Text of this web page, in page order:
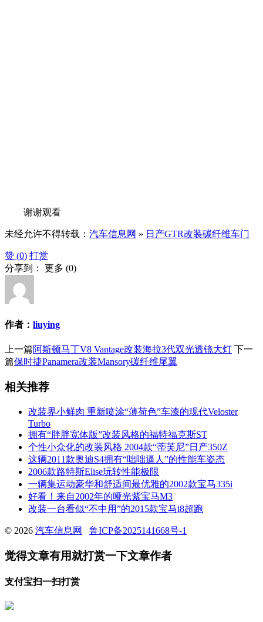
谢谢观看
未经允许不得转载： 汽车信息网 » 日产GTR改装碳纤维车门
赞 (0) 打赏
分享到： 更多 (0)
作者： liuying
上一篇阿斯顿马丁V8 Vantage改装海拉3代双光透镜大灯 下一
篇保时捷Panamera改装Mansory碳纤维尾翼
相关推荐
改装界小鲜肉 重新喷涂“薄荷色”车漆的现代Veloster
Turbo
拥有“胖胖宽体版”改装风格的福特福克斯ST
个性小众化的改装风格 2004款“蒂芙尼”日产350Z
这辆2011款奥迪S4拥有“咄咄逼人”的性能车姿态
2006款路特斯Elise玩转性能极限
一辆集运动豪华和舒适间最优雅的2002款宝马335i
好看！来自2002年的哑光紫宝马M3
改装一台看似“不中用”的2015款宝马i8超跑
© 2026 汽车信息网 鲁ICP备2025141668号-1
觉得文章有用就打赏一下文章作者
支付宝扫一扫打赏